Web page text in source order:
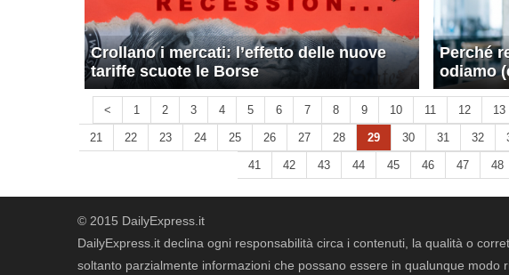
Crollano i mercati: l’effetto delle nuove
tariffe scuote le Borse
Perché
odiamo
< 1 2 3 4 5 6 7 8 9 10 11 12 13
21 22 23 24 25 26 27 28 29 30 31 32
41 42 43 44 45 46 47 48
© 2015 DailyExpress.it
DailyExpress.it declina ogni responsabilità circa i contenuti, la qualità o
soltanto parzialmente informazioni che possano essere in qualunque